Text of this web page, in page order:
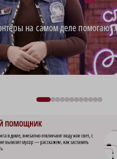
на самом деле помогают